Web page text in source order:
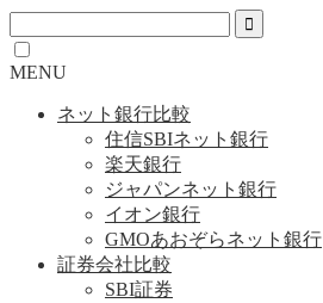
MENU
ネット銀行比較
住信SBIネット銀行
楽天銀行
ジャパンネット銀行
イオン銀行
GMOあおぞらネット銀行
証券会社比較
SBI証券